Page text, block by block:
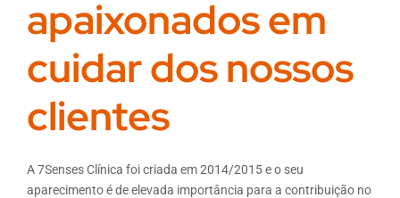
Formação
Centro de Desenvolvimento
Investigação
Contactos
apaixonados em
cuidar dos nossos
clientes
A 7Senses Clínica foi criada em 2014/2015 e o seu
aparecimento é de elevada importância para a contribuição no